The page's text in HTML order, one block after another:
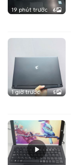
19 phút trước 6
1 giờ trước 5